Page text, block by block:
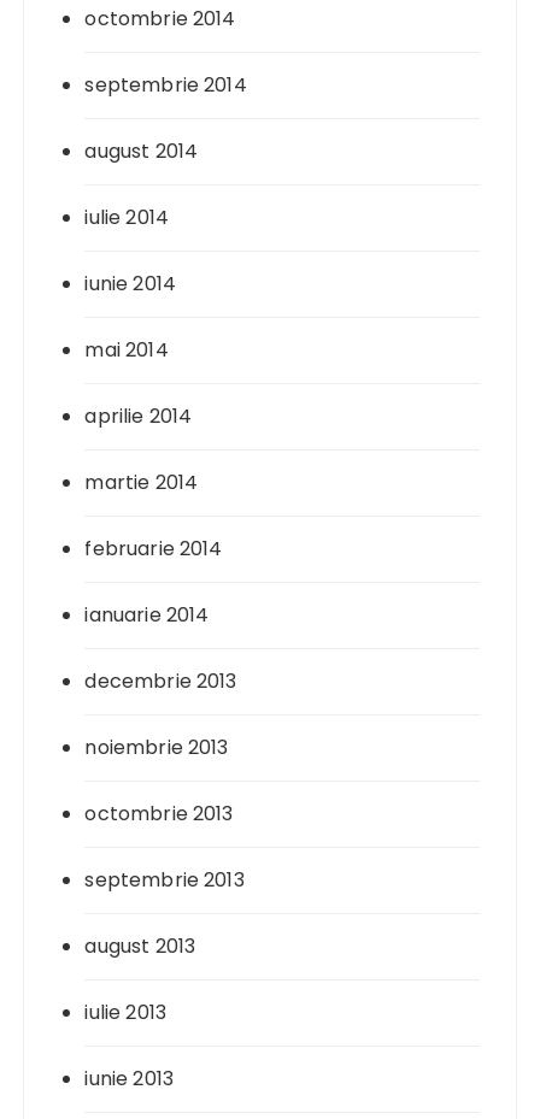
octombrie 2014
septembrie 2014
august 2014
iulie 2014
iunie 2014
mai 2014
aprilie 2014
martie 2014
februarie 2014
ianuarie 2014
decembrie 2013
noiembrie 2013
octombrie 2013
septembrie 2013
august 2013
iulie 2013
iunie 2013